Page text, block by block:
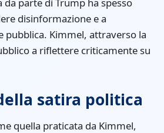
da parte di Trump ha spesso
disinformazione e a
pubblica. Kimmel, attraverso la
a riflettere criticamente su
satira politica
quella praticata da Kimmel,